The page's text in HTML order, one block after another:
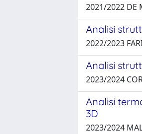
2021/2022 DE
Analisi
2022/2023
Analisi
2023/2024
Analisi
3D
2023/2024